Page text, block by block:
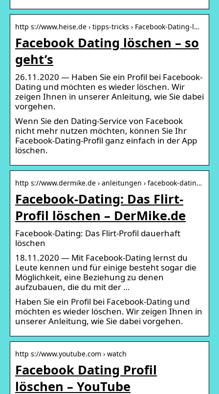
http s://www.heise.de › tipps-tricks › Facebook-Dating-l…
Facebook Dating löschen – so
geht’s
26.11.2020 — Haben Sie ein Profil bei Facebook-
Dating und möchten es wieder löschen. Wir
zeigen Ihnen in unserer Anleitung, wie Sie dabei
vorgehen.
Wenn Sie den Dating-Service von Facebook
nicht mehr nutzen möchten, können Sie Ihr
Facebook-Dating-Profil ganz einfach in der App
löschen.
http s://www.dermike.de › anleitungen › facebook-datin…
Facebook-Dating: Das Flirt-
Profil löschen – DerMike.de
Facebook-Dating: Das Flirt-Profil dauerhaft
löschen
18.11.2020 — Mit Facebook-Dating lernst du
Leute kennen und für einige besteht sogar die
Möglichkeit, eine Beziehung zu denen
aufzubauen, die du mit der …
Haben Sie ein Profil bei Facebook-Dating und
möchten es wieder löschen. Wir zeigen Ihnen in
unserer Anleitung, wie Sie dabei vorgehen.
http s://www.youtube.com › watch
Facebook Dating Profil
löschen – YouTube